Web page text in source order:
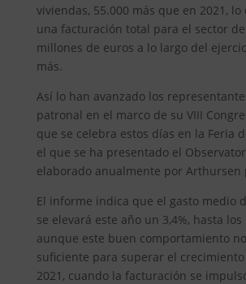
viviendas, 55.000 más que en 2021,
una facturación total para el sector
millones de euros a lo largo del
más.
Así lo han avanzado los
patronal en el marco de su VIII
que se celebra estos días en la Feria
el que se ha presentado el
elaborado anualmente por Arthursen
El informe indica que el gasto medio
se elevará este año un 3,4%, hasta los
aunque este buen comportamiento
suficiente para superar el crecimiento
2021, cuando la facturación se